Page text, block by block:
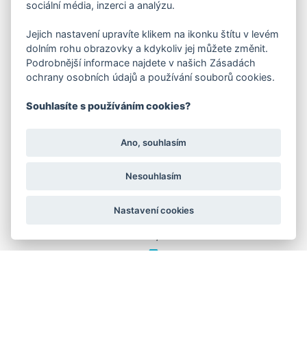
Kontakty
FAKTURAČNÍ ADRESA
Družstevní 1394/12
IČO: 28404009
DIČ: CZ28404009
sociální média, inzerci a analýzu.
Jejich nastavení upravíte klikem na ikonku štítu v levém
dolním rohu obrazovky a kdykoliv jej můžete změnit.
Podrobnější informace najdete v našich Zásadách
ochrany osobních údajů a používání souborů cookies.
Souhlasíte s používáním cookies?
Ano, souhlasím
Nesouhlasím
Nastavení cookies